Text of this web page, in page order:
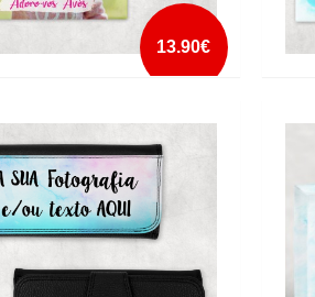
13.90€
CAVALETE
mais info
add à lista